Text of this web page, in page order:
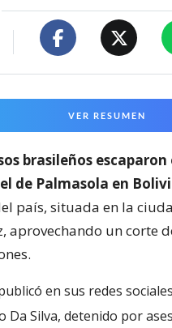
VER RESUMEN
brasileños
de Palmasola en
país, situada en la
aprovechando un corte
en sus redes
Da Silva, detenido por